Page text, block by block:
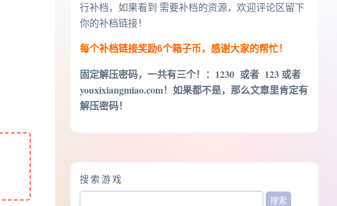
行补档，如果看到 需要补档的资源，欢迎评论区留下
你的补档链接！
每个补档链接奖励6个箱子币，感谢大家的帮忙！
固定解压密码，一共有三个！ ：1230 或者 123 或者
youxixiangmiao.com！如果都不是，那么文章里肯定有
解压密码！
搜索游戏